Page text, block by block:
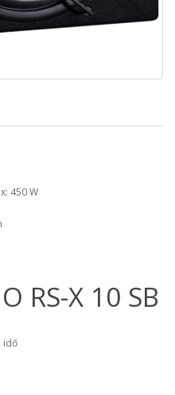
450 W
RS-X 10 SB
idő